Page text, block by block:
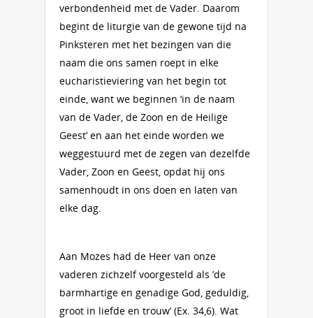
verbondenheid met de Vader. Daarom
begint de liturgie van de gewone tijd na
Pinksteren met het bezingen van die
naam die ons samen roept in elke
eucharistieviering van het begin tot
einde, want we beginnen ‘in de naam
van de Vader, de Zoon en de Heilige
Geest’ en aan het einde worden we
weggestuurd met de zegen van dezelfde
Vader, Zoon en Geest, opdat hij ons
samenhoudt in ons doen en laten van
elke dag.
Aan Mozes had de Heer van onze
vaderen zichzelf voorgesteld als ’de
barmhartige en genadige God, geduldig,
groot in liefde en trouw’ (Ex. 34,6). Wat